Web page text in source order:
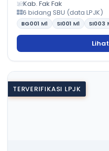
Kab. Fak Fak
6 bidang SBU (data LPJK)
BG001 M1 SI001 M1 SI003
TERVERIFIKASI LPJK